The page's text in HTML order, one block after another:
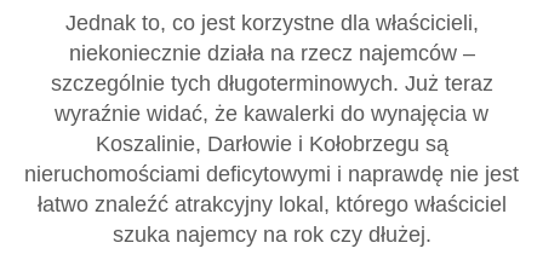
Jednak to, co jest korzystne dla właścicieli,
niekoniecznie działa na rzecz najemców –
szczególnie tych długoterminowych. Już teraz
wyraźnie widać, że kawalerki do wynajęcia w
Koszalinie, Darłowie i Kołobrzegu są
nieruchomościami deficytowymi i naprawdę nie jest
łatwo znaleźć atrakcyjny lokal, którego właściciel
szuka najemcy na rok czy dłużej.